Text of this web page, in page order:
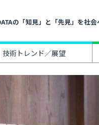
の「知見」と「先見」を社
技術トレンド／展望